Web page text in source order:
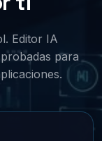
Editor IA
para